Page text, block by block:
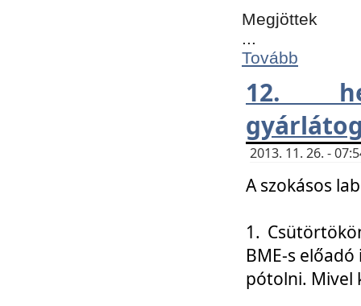
Megjöttek
...
Tovább
12.
2013. 11. 26. -
A szokásos
1.
BME-s
pótolni. Mivel